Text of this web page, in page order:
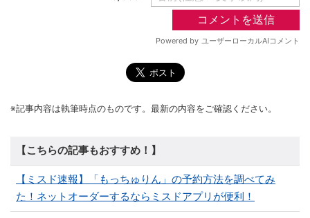
※記事内容は執筆時点のものです。最新の内容をご確認ください。
【こちらの記事もおすすめ！】
【ミスド速報】「もっちゅりん」の予約方法を調べてみ
た！ネットオーダーするならミスドアプリが便利！